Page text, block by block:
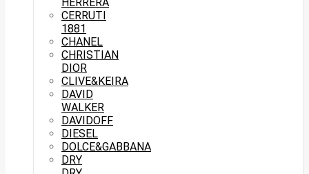
CERRUTI
1881
CHANEL
CHRISTIAN
DIOR
CLIVE&KEIRA
DAVID
WALKER
DAVIDOFF
DIESEL
DOLCE&GABBANA
DRY